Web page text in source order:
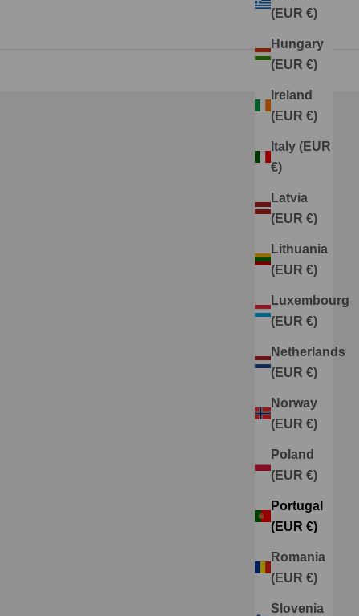
(EUR €)
Hungary
(EUR €)
Ireland
(EUR €)
Italy (EUR
€)
Latvia
(EUR €)
Lithuania
(EUR €)
Luxembourg
(EUR €)
Netherlands
(EUR €)
Norway
(EUR €)
Poland
(EUR €)
Portugal
(EUR €)
Romania
(EUR €)
Slovenia